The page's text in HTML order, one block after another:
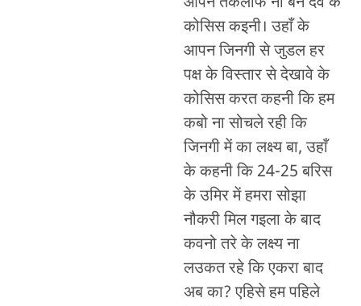
कोसिस कइनी। उहाँ के
आपन जिनगी से जुडल हर
पक्ष के विस्तार से देखावे के
कोसिस करत कहनी कि हम
कबो ना सोचले रही कि
जिनगी में का लक्ष्य बा, उहाँ
के कहनी कि 24-25 बरिस
के उमिर में हमरा सोझा
नौकरी मिल गइला के बाद
कवनो तरे के लक्ष्य ना
लउकत रहे कि एकरा बाद
अब का? एहिसे हम पहिले